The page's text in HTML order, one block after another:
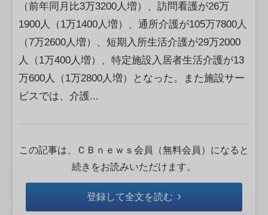
（前年同月比3万3200人増）、訪問看護が26万
1900人（1万1400人増）、通所介護が105万7800人
（7万2600人増）、短期入所生活介護が29万2000
人（1万400人増）、特定施設入居者生活介護が13
万600人（1万2800人増）となった。また施設サー
ビスでは、介護...
この記事は、ＣＢｎｅｗｓ会員（無料会員）になると
続きをお読みいただけます。
登録して全文を読む